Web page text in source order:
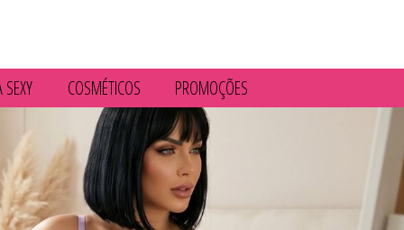
SEXY COSMÉTICOS PROMOÇÕES